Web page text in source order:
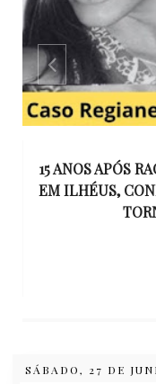
15 ANOS APÓS
EM ILHÉUS,
SÁBADO, 27 DE